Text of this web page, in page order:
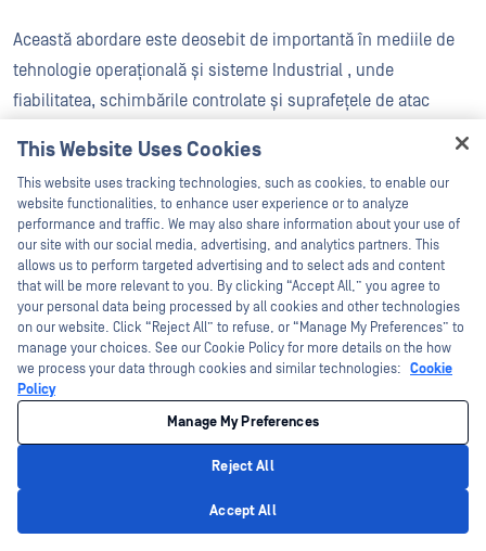
Această abordare este deosebit de importantă în mediile de
tehnologie operațională și sisteme Industrial , unde
fiabilitatea, schimbările controlate și suprafețele de atac
prin fluxuri de lucru controlate, care includ o inspecție înainte
de livrare și limite de încredere clar stabilite.
Cum să transferați fișiere între zonele cu
nivel scăzut și ridicat de încredere fără a
expune rețeaua la riscuri de intrare
Fișierele ar trebui să circule între zonele cu nivel scăzut și
ridicat de încredere fără a fi expuse la trafic de intrare, prin
utilizarea recuperării de tip „pull”, a transferurilor mediate, a
stocării temporare controlate sau a opțiunilor de transfer
unidirecțional. Rețelele sensibile ar trebui să evite
deschiderea unor căi generale de intrare pentru livrarea
This Website Uses Cookies
This website uses tracking technologies, such as cookies, to enable our
website functionalities, to enhance user experience or to analyze
performance and traffic. We may also share information about your use of
our site with our social media, advertising, and analytics partners. This
allows us to perform targeted advertising and to select ads and content
that will be more relevant to you. By clicking “Accept All,” you agree to
your personal data being processed by all cookies and other technologies
on our website. Click “Reject All” to refuse, or “Manage My Preferences” to
manage your choices. See our Cookie Policy for more details on the how
we process your data through cookies and similar technologies: Cookie
Policy
Manage My Preferences
Reject All
Accept All
Hey there!
I'm Ozzy, your OPSWAT virtual assistant.
How can I help you secure what's critical
today?